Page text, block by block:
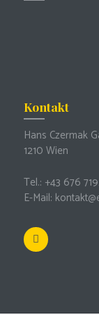
Kontakt
Hans Czermak
1210 Wien
Tel.: +43 676
E-Mail: